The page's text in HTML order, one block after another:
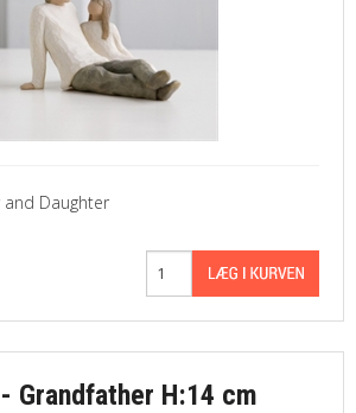
and Daughter
Grandfather H:14 cm